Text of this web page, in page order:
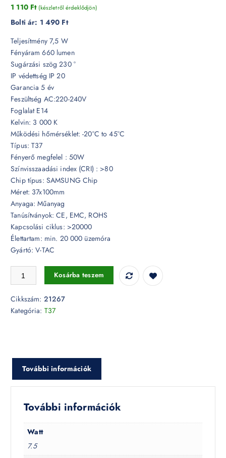
1 110 Ft (készletről érdeklődjön)
Bolti ár: 1 490 Ft
Teljesítmény 7,5 W
Fényáram 660 lumen
Sugárzási szög 230 °
IP védettség IP 20
Garancia 5 év
Feszültség AC:220-240V
Foglalat E14
Kelvin: 3 000 K
Működési hőmérséklet: -20°C to 45°C
Típus: T37
Fényerő megfelel : 50W
Színvisszaadási index (CRI) : >80
Chip típus: SAMSUNG Chip
Méret: 37x100mm
Anyaga: Műanyag
Tanúsítványok: CE, EMC, ROHS
Kapcsolási ciklus: >20000
Élettartam: min. 20 000 üzemóra
Gyártó: V-TAC
7,5W LED izzó SAMSUNG CHIP E14 T37 3000K - 21267 mennyiség
Kosárba teszem
Cikkszám: 21267
Kategória: T37
További információk
További információk
Watt
7.5